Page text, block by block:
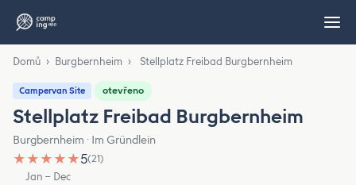
Domů › Burgbernheim › Stellplatz Freibad Burgbernheim
Campervan Site otevřeno
Stellplatz Freibad Burgbernheim
Burgbernheim · Im Gründlein
★ ★ ★ ★ ★5(21)
Jan – Dec